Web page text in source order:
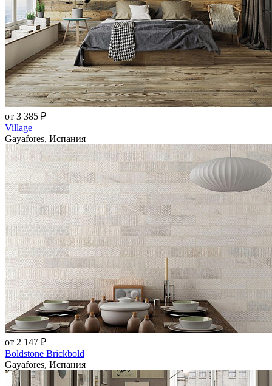
от 3 385 ₽
Village
Gayafores, Испания
от 2 147 ₽
Boldstone Brickbold
Gayafores, Испания